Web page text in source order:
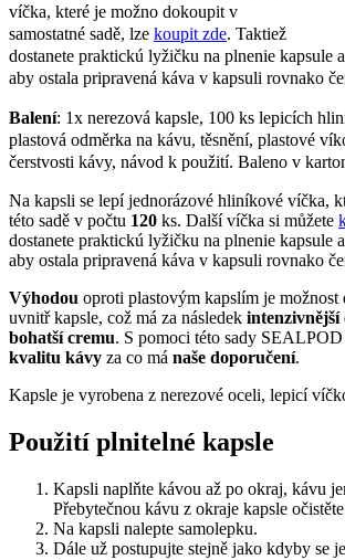
víčka, které je možno dokoupit v
samostatné sadě, lze koupit zde. Taktiež
dostanete praktickú lyžičku na plnenie kapsule
aby ostala pripravená káva v kapsuli rovnako
Balení: 1x nerezová kapsle, 100 ks lepicích
plastová odměrka na kávu, těsnění, plastové
čerstvosti kávy, návod k použití. Baleno v
Na kapsli se lepí jednorázové hliníkové víčka,
této sadě v počtu 120 ks. Další víčka si můžete
dostanete praktickú lyžičku na plnenie kapsule
aby ostala pripravená káva v kapsuli rovnako
Výhodou oproti plastovým kapslím je možnost
uvnitř kapsle, což má za následek
bohatší cremu. S pomoci této sady SEALPOD
kvalitu kávy za co má naše doporučení.
Kapsle je vyrobena z nerezové oceli, lepicí
Použití plnitelné kapsle
Kapsli naplňte kávou až po okraj, kávu
Přebytečnou kávu z okraje kapsle
Na kapsli nalepte samolepku.
Dále už postupujte stejně jako kdyby se